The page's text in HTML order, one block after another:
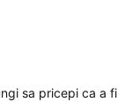
sa pricepi ca a fi